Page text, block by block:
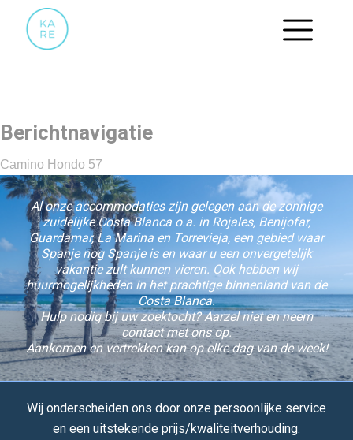
29 2DE BADKAMER
Berichtnavigatie
Camino Hondo 57
Al onze accommodaties zijn gelegen aan de zonnige
zuidelijke Costa Blanca o.a. in Rojales, Benijofar,
Guardamar, La Marina en Torrevieja, een gebied waar
Spanje nog Spanje is en waar u een onvergetelijk
vakantie zult kunnen vieren. Ook hebben wij
huurmogelijkheden in het prachtige binnenland van de
Costa Blanca.
Hulp nodig bij uw zoektocht? Aarzel niet en neem
contact met ons op.
Aankomen en vertrekken kan op elke dag van de week!
Wij onderscheiden ons door onze persoonlijke service
en een uitstekende prijs/kwaliteitverhouding.